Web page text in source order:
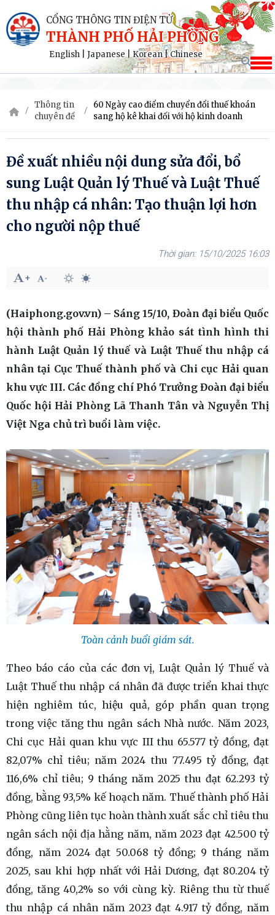
CỔNG THÔNG TIN ĐIỆN TỬ
THÀNH PHỐ HẢI PHÒNG
English Japanese|Korean|Chinese
Thông tin
chuyên đề
60 Ngày cao điểm chuyển đổi thuế khoán
sang hộ kê khai đối với hộ kinh doanh
Đề xuất nhiều nội dung sửa đổi, bổ
sung Luật Quản lý Thuế và Luật Thuế
thu nhập cá nhân: Tạo thuận lợi hơn
cho người nộp thuế
15/10/2025 16:03
(Haiphong.gov.vn) – Sáng 15/10, Đoàn đại biểu Quốc
hội thành phố Hải Phòng khảo sát tình hình thi
hành Luật Quản lý thuế và Luật Thuế thu nhập cá
nhân tại Cục Thuế thành phố và Chi cục Hải quan
khu vực III. Các đồng chí Phó Trưởng Đoàn đại biểu
Quốc hội Hải Phòng Lã Thanh Tân và Nguyễn Thị
Việt Nga chủ trì buổi làm việc.
Toàn cảnh buổi giám sát.
Theo báo cáo của các đơn vị, Luật Quản lý Thuế và
Luật Thuế thu nhập cá nhân đã được triển khai thực
hiện nghiêm túc, hiệu quả, góp phần quan trọng
trong việc tăng thu ngân sách Nhà nước. Năm 2023,
Chi cục Hải quan khu vực III thu 65.577 tỷ đồng, đạt
82,07% chỉ tiêu; năm 2024 thu 77.495 tỷ đồng, đạt
116,6% chỉ tiêu; 9 tháng năm 2025 thu đạt 62.293 tỷ
đồng, bằng 93,5% kế hoạch năm. Thuế thành phố Hải
Phòng cũng liên tục hoàn thành xuất sắc chỉ tiêu thu
ngân sách nội địa hằng năm, năm 2023 đạt 42.500 tỷ
đồng, năm 2024 đạt 50.068 tỷ đồng; 9 tháng năm
2025, sau khi hợp nhất với Hải Dương, đạt 80.204 tỷ
đồng, tăng 40,2% so với cùng kỳ. Riêng thu từ thuế
thu nhập cá nhân năm 2023 đạt 4.917 tỷ đồng, năm